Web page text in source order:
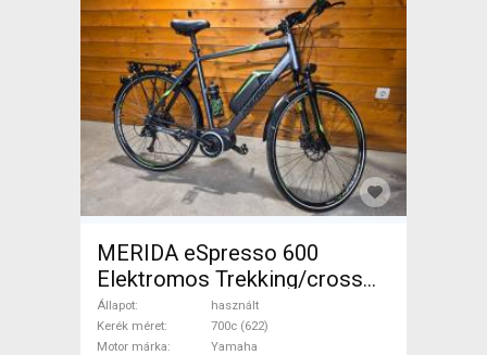
MERIDA eSpresso 600
Elektromos Trekking/cross
25 km/h Yamaha 401-500 Wh
használt ELADÓ
Állapot
használt
Kerék méret
700c (622)
Motor márka
Yamaha